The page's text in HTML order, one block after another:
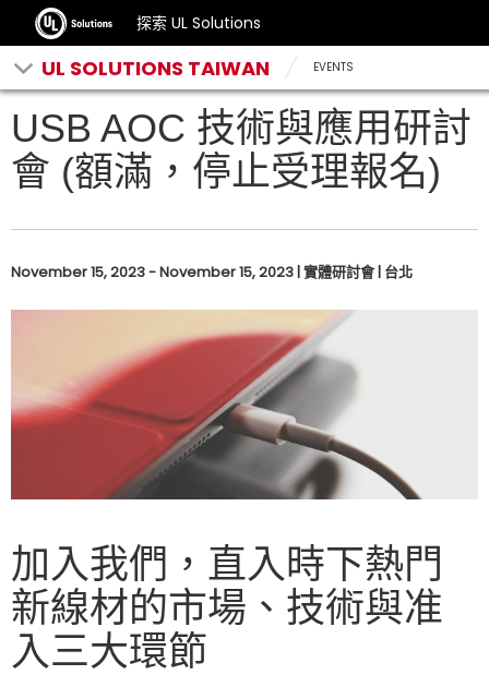
探索 UL Solutions
UL SOLUTIONS TAIWAN EVENTS
USB AOC 技術與應用研討
會 (額滿，停止受理報名)
November 15, 2023 - November 15, 2023 | 實體研討會 | 台北
加入我們，直入時下熱門
新線材的市場、技術與准
入三大環節